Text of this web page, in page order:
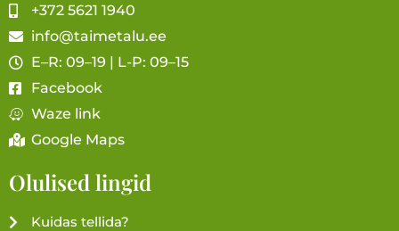
+372 5621 1940
info@taimetalu.ee
E–R: 09–19 | L-P: 09–15
Facebook
Waze link
Google Maps
Olulised lingid
Kuidas tellida?